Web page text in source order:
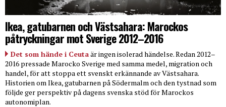
Ikea, gatubarnen och Västsahara: Marockos
påtryckningar mot Sverige 2012–2016
Det som hände i Ceutaär ingen isolerad händelse. Redan 2012–
2016 pressade Marocko Sverige med samma medel, migration och
handel, för att stoppa ett svenskt erkännande av Västsahara.
Historien om Ikea, gatubarnen på Södermalm och den tystnad som
följde ger perspektiv på dagens svenska stöd för Marockos
autonomiplan.